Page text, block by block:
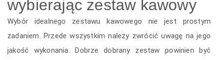
wybierając zestaw kawowy
Wybór idealnego zestawu kawowego nie jest prostym
zadaniem. Przede wszystkim należy zwrócić uwagę na jego
jakość wykonania. Dobrze dobrany zestaw powinien być